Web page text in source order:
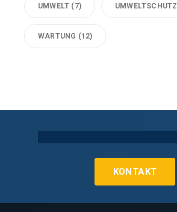
UMWELT (7) UMWELTSCHUTZ
WARTUNG (12)
KONTAKT